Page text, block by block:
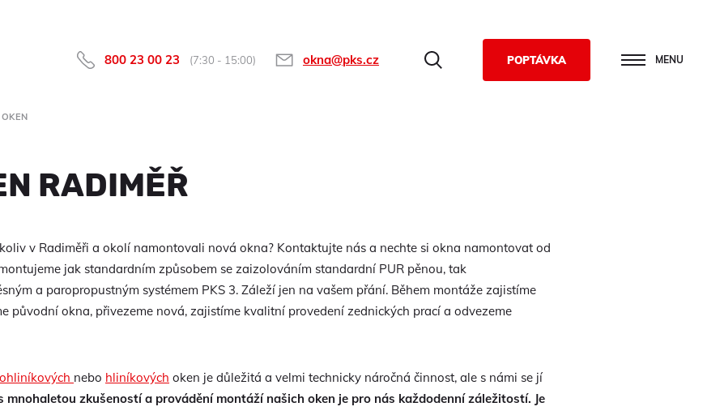
POPTÁVKA MENU
800 23 00 23 (7:30 - 15:00) okna@pks.cz
RADIMĚŘ
v Radiměři a okolí namontovali nová okna? Kontaktujte nás a nechte si okna namontovat od
jak standardním způsobem se zaizolováním standardní PUR pěnou, tak
a paropropustným systémem PKS 3. Záleží jen na vašem přání. Během montáže zajistíme
původní okna, přivezeme nová, zajistíme kvalitní provedení zednických prací a odvezeme
nebo hliníkových oken je důležitá a velmi technicky náročná činnost, ale s námi se jí
mnohaletou zkušeností a provádění montáží našich oken je pro nás každodenní záležitostí. Je